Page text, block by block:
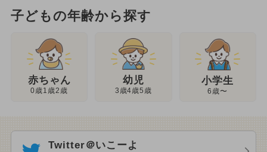
子どもの年齢から探す
赤ちゃん
0歳1歳2歳
幼児
3歳4歳5歳
小学生
6歳〜
Twitter＠いこーよ